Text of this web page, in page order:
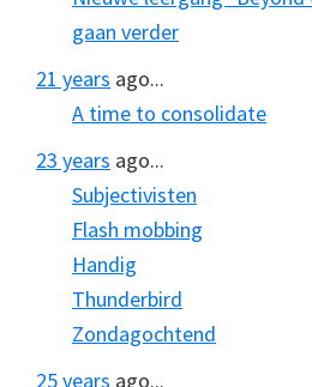
gaan verder
21 years ago...
A time to consolidate
23 years ago...
Subjectivisten
Flash mobbing
Handig
Thunderbird
Zondagochtend
25 years ago...